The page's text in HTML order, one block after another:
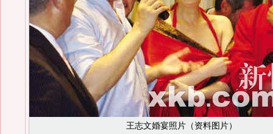
王志文婚宴照片（资料图片）